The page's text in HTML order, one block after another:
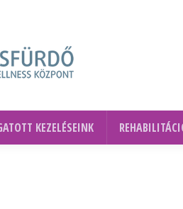
KEZELÉSEINK